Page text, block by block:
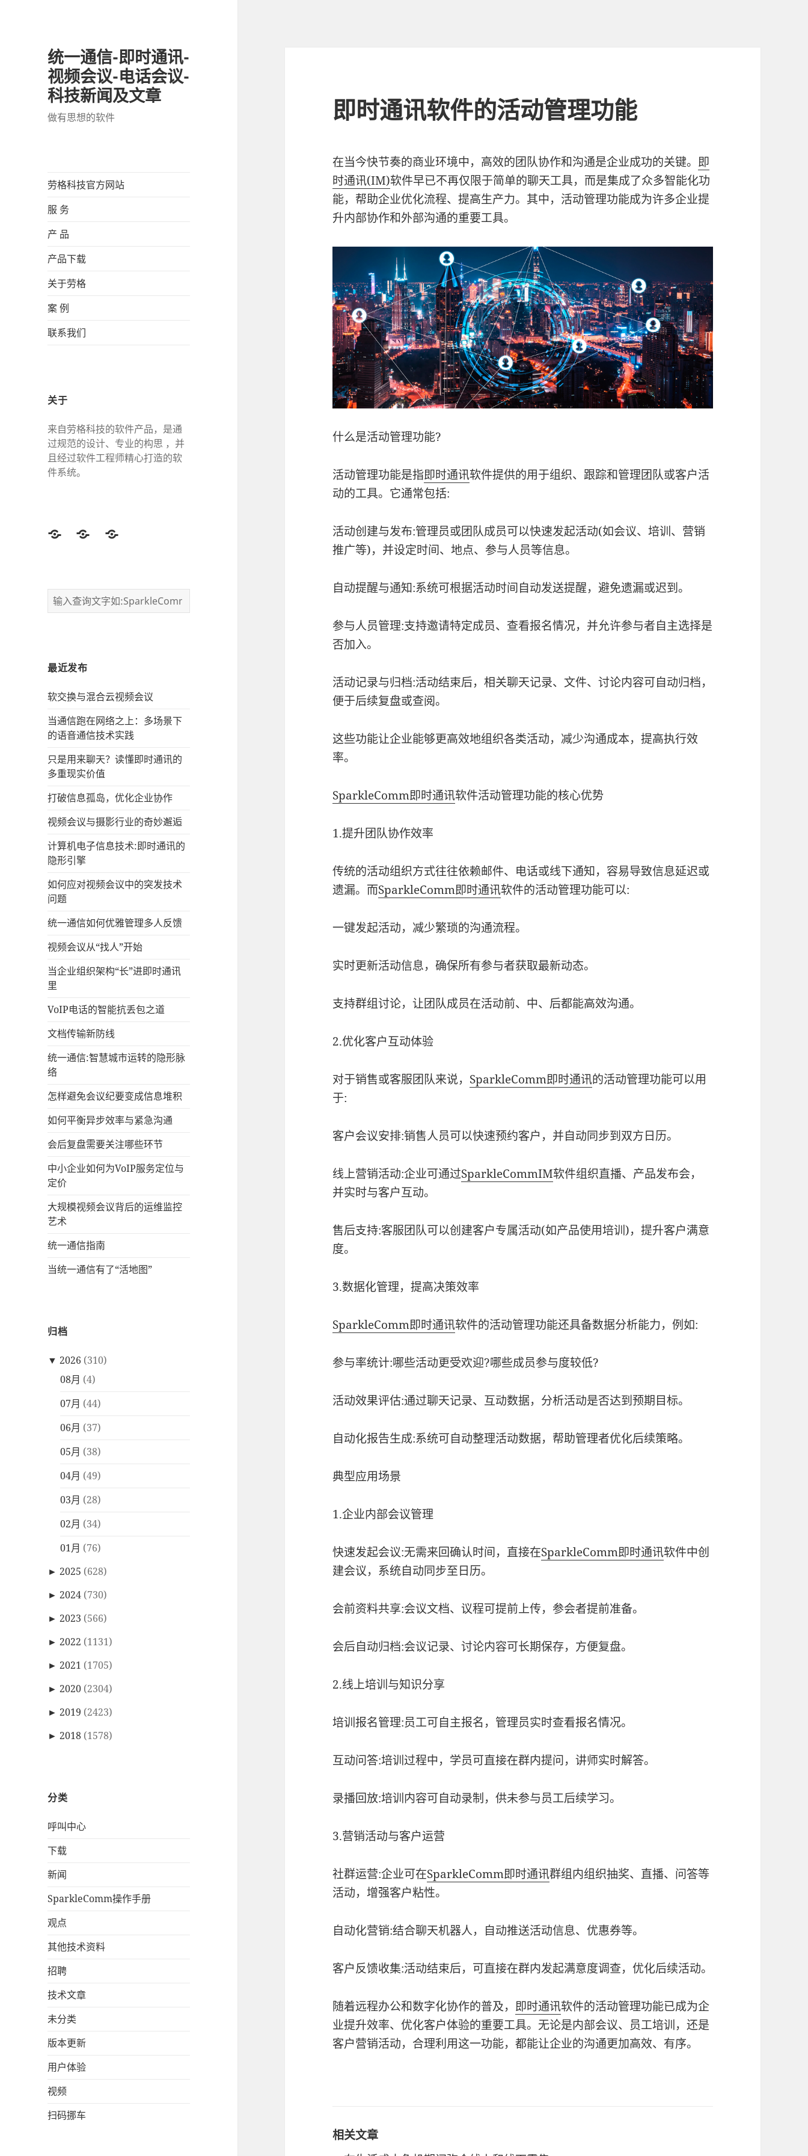
统一通信-即时通讯-
视频会议-电话会议-
科技新闻及文章
做有思想的软件
劳格科技官方网站
服 务
产 品
产品下载
关于劳格
案 例
联系我们
关于
来自劳格科技的软件产品，是通
过规范的设计、专业的构思 ，并
且经过软件工程师精心打造的软
件系统。
TwitterFacebookGoogle
最近发布
软交换与混合云视频会议
当通信跑在网络之上：多场景下
的语音通信技术实践
只是用来聊天？读懂即时通讯的
多重现实价值
打破信息孤岛，优化企业协作
视频会议与摄影行业的奇妙邂逅
计算机电子信息技术:即时通讯的
隐形引擎
如何应对视频会议中的突发技术
问题
统一通信如何优雅管理多人反馈
视频会议从“找人”开始
当企业组织架构“长”进即时通讯
里
VoIP电话的智能抗丢包之道
文档传输新防线
统一通信:智慧城市运转的隐形脉
络
怎样避免会议纪要变成信息堆积
如何平衡异步效率与紧急沟通
会后复盘需要关注哪些环节
中小企业如何为VoIP服务定位与
定价
大规模视频会议背后的运维监控
艺术
统一通信指南
当统一通信有了“活地图”
归档
▼ 2026 (310)
08月 (4)
07月 (44)
06月 (37)
05月 (38)
04月 (49)
03月 (28)
02月 (34)
01月 (76)
► 2025 (628)
► 2024 (730)
► 2023 (566)
► 2022 (1131)
► 2021 (1705)
► 2020 (2304)
► 2019 (2423)
► 2018 (1578)
分类
呼叫中心
下载
新闻
SparkleComm操作手册
观点
其他技术资料
招聘
技术文章
未分类
版本更新
用户体验
视频
扫码挪车
即时通讯软件的活动管理功能
在当今快节奏的商业环境中，高效的团队协作和沟通是企业成功的关键。 即
时通讯(IM)软件早已不再仅限于简单的聊天工具，而是集成了众多智能化功
能，帮助企业优化流程、提高生产力。其中，活动管理功能成为许多企业提
升内部协作和外部沟通的重要工具。
什么是活动管理功能?
活动管理功能是指即时通讯软件提供的用于组织、跟踪和管理团队或客户活
动的工具。它通常包括:
活动创建与发布:管理员或团队成员可以快速发起活动(如会议、培训、营销
推广等)，并设定时间、地点、参与人员等信息。
自动提醒与通知:系统可根据活动时间自动发送提醒，避免遗漏或迟到。
参与人员管理:支持邀请特定成员、查看报名情况，并允许参与者自主选择是
否加入。
活动记录与归档:活动结束后，相关聊天记录、文件、讨论内容可自动归档，
便于后续复盘或查阅。
这些功能让企业能够更高效地组织各类活动，减少沟通成本，提高执行效
率。
SparkleComm即时通讯软件活动管理功能的核心优势
1.提升团队协作效率
传统的活动组织方式往往依赖邮件、电话或线下通知，容易导致信息延迟或
遗漏。而SparkleComm即时通讯软件的活动管理功能可以:
一键发起活动，减少繁琐的沟通流程。
实时更新活动信息，确保所有参与者获取最新动态。
支持群组讨论，让团队成员在活动前、中、后都能高效沟通。
2.优化客户互动体验
对于销售或客服团队来说， SparkleComm即时通讯的活动管理功能可以用
于:
客户会议安排:销售人员可以快速预约客户，并自动同步到双方日历。
线上营销活动:企业可通过SparkleCommIM软件组织直播、产品发布会，
并实时与客户互动。
售后支持:客服团队可以创建客户专属活动(如产品使用培训)，提升客户满意
度。
3.数据化管理，提高决策效率
SparkleComm即时通讯软件的活动管理功能还具备数据分析能力，例如:
参与率统计:哪些活动更受欢迎?哪些成员参与度较低?
活动效果评估:通过聊天记录、互动数据，分析活动是否达到预期目标。
自动化报告生成:系统可自动整理活动数据，帮助管理者优化后续策略。
典型应用场景
1.企业内部会议管理
快速发起会议:无需来回确认时间，直接在SparkleComm即时通讯软件中创
建会议，系统自动同步至日历。
会前资料共享:会议文档、议程可提前上传，参会者提前准备。
会后自动归档:会议记录、讨论内容可长期保存，方便复盘。
2.线上培训与知识分享
培训报名管理:员工可自主报名，管理员实时查看报名情况。
互动问答:培训过程中，学员可直接在群内提问，讲师实时解答。
录播回放:培训内容可自动录制，供未参与员工后续学习。
3.营销活动与客户运营
社群运营:企业可在SparkleComm即时通讯群组内组织抽奖、直播、问答等
活动，增强客户粘性。
自动化营销:结合聊天机器人，自动推送活动信息、优惠券等。
客户反馈收集:活动结束后，可直接在群内发起满意度调查，优化后续活动。
随着远程办公和数字化协作的普及， 即时通讯软件的活动管理功能已成为企
业提升效率、优化客户体验的重要工具。无论是内部会议、员工培训，还是
客户营销活动，合理利用这一功能，都能让企业的沟通更加高效、有序。
相关文章